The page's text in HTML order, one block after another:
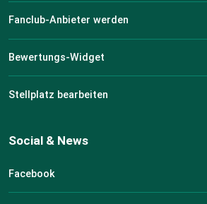
Fanclub-Anbieter werden
Bewertungs-Widget
Stellplatz bearbeiten
Social & News
Facebook